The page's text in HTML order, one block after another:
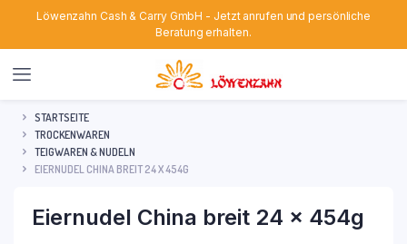
Löwenzahn Cash & Carry GmbH - Jetzt anrufen und persönliche
Beratung erhalten.
STARTSEITE
TROCKENWAREN
TEIGWAREN & NUDELN
EIERNUDEL CHINA BREIT 24 X 454G
Eiernudel China breit 24 x 454g